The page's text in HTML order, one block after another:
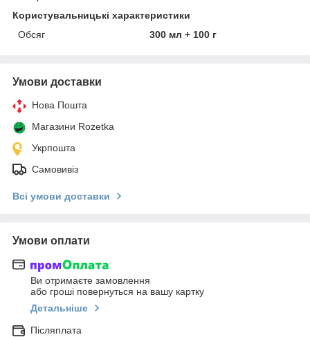
Користувальницькі характеристики
Обсяг
300 мл + 100 г
Умови доставки
Нова Пошта
Магазини Rozetka
Укрпошта
Самовивіз
Всі умови доставки
Умови оплати
Ви отримаєте замовлення
або гроші повернуться на вашу картку
Детальніше
Післяплата